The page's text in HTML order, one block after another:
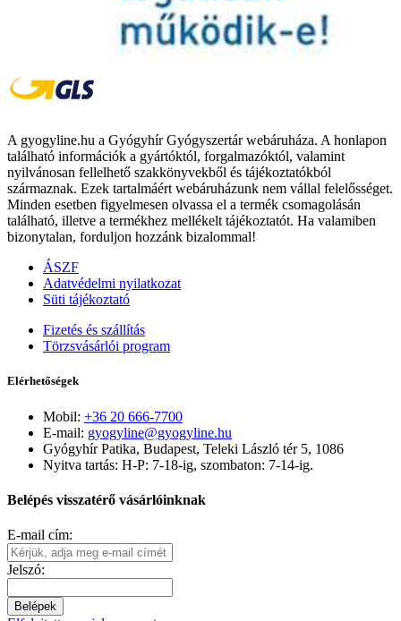
A gyogyline.hu a Gyógyhír Gyógyszertár webáruháza. A honlapon
található információk a gyártóktól, forgalmazóktól, valamint
nyilvánosan fellelhető szakkönyvekből és tájékoztatókból
származnak. Ezek tartalmáért webáruházunk nem vállal felelősséget.
Minden esetben figyelmesen olvassa el a termék csomagolásán
található, illetve a termékhez mellékelt tájékoztatót. Ha valamiben
bizonytalan, forduljon hozzánk bizalommal!
ÁSZF
Adatvédelmi nyilatkozat
Süti tájékoztató
Fizetés és szállítás
Törzsvásárlói program
Elérhetőségek
Mobil: +36 20 666-7700
E-mail: gyogyline@gyogyline.hu
Gyógyhír Patika, Budapest, Teleki László tér 5, 1086
Nyitva tartás: H-P: 7-18-ig, szombaton: 7-14-ig.
Belépés visszatérő vásárlóinknak
E-mail cím:
Jelszó:
Belépek